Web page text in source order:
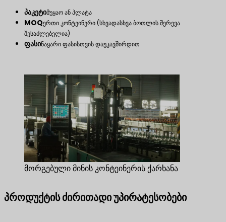
პაკეტიმუყაო ან პლატა
MOQერთი კონტეინერი (სხვადასხვა ბოთლის შერევა
შესაძლებელია)
ფასინაყარი ფასისთვის დაუკავშირდით
მორგებული მინის კონტეინერის ქარხანა
პროდუქტის ძირითადი უპირატესობები